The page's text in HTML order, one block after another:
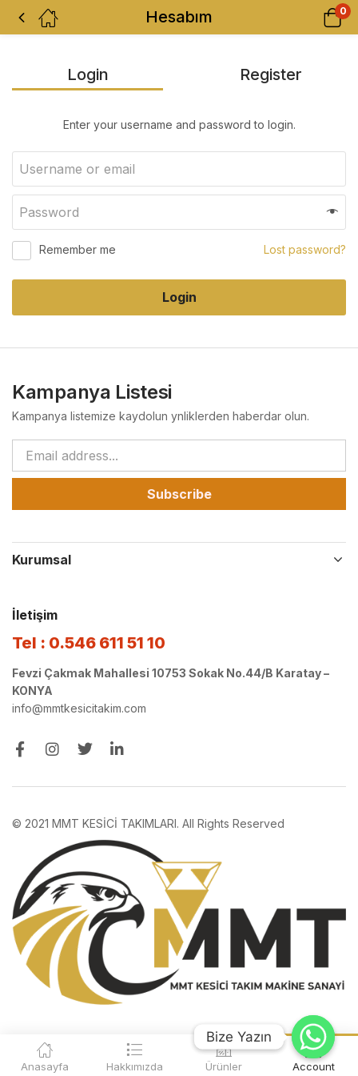
Hesabım 0
Anasayfa Hakkımızda Ürünler Account
Login Register
Enter your username and password to login.
Remember me Lost password?
Login
Kampanya Listesi
Kampanya listemize kaydolun ynliklerden haberdar olun.
Subscribe
Kurumsal
İletişim
Tel : 0.546 611 51 10
Fevzi Çakmak Mahallesi 10753 Sokak No.44/B Karatay –
KONYA
info@mmtkesicitakim.com
© 2021 MMT KESİCİ TAKIMLARI. All Rights Reserved
Bize Yazın
Bize Yazın